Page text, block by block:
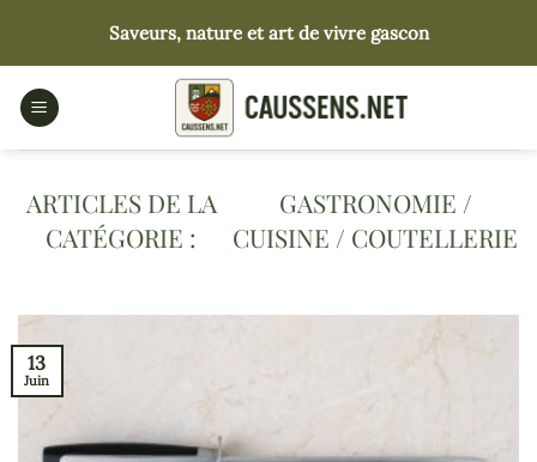
contenu
Saveurs, nature et art de vivre gascon
GASTRONOMIE /
CUISINE / COUTELLERIE
13
Juin